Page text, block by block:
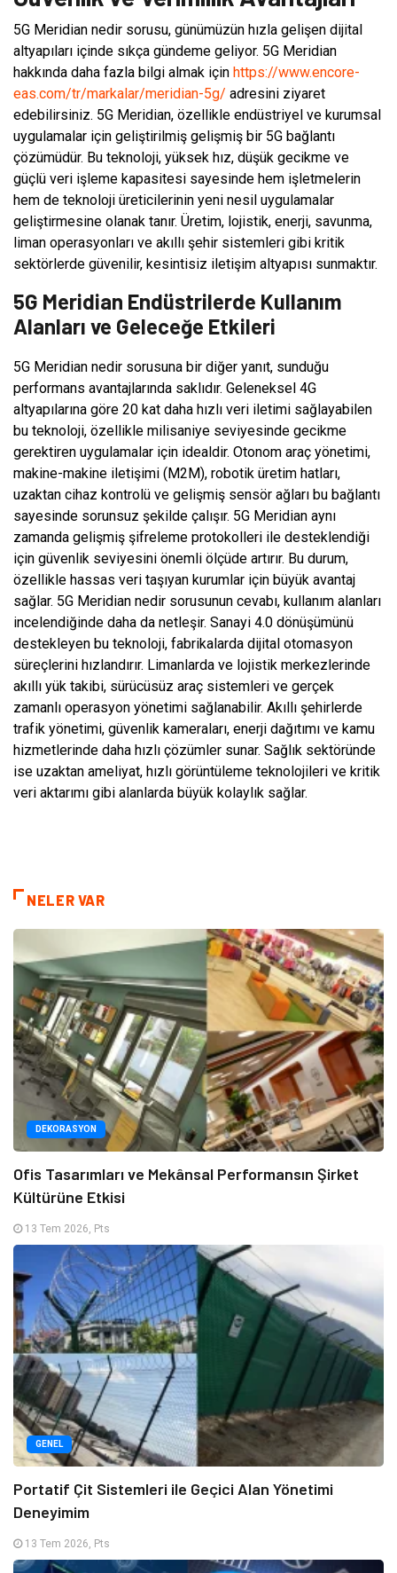
5G Meridian nedir sorusu, günümüzün hızla gelişen dijital
altyapıları içinde sıkça gündeme geliyor. 5G Meridian
hakkında daha fazla bilgi almak için https://www.encore-
eas.com/tr/markalar/meridian-5g/ adresini ziyaret
edebilirsiniz. 5G Meridian, özellikle endüstriyel ve kurumsal
uygulamalar için geliştirilmiş gelişmiş bir 5G bağlantı
çözümüdür. Bu teknoloji, yüksek hız, düşük gecikme ve
güçlü veri işleme kapasitesi sayesinde hem işletmelerin
hem de teknoloji üreticilerinin yeni nesil uygulamalar
geliştirmesine olanak tanır. Üretim, lojistik, enerji, savunma,
liman operasyonları ve akıllı şehir sistemleri gibi kritik
sektörlerde güvenilir, kesintisiz iletişim altyapısı sunmaktır.
5G Meridian Endüstrilerde Kullanım
Alanları ve Geleceğe Etkileri
5G Meridian nedir sorusuna bir diğer yanıt, sunduğu
performans avantajlarında saklıdır. Geleneksel 4G
altyapılarına göre 20 kat daha hızlı veri iletimi sağlayabilen
bu teknoloji, özellikle milisaniye seviyesinde gecikme
gerektiren uygulamalar için idealdir. Otonom araç yönetimi,
makine-makine iletişimi (M2M), robotik üretim hatları,
uzaktan cihaz kontrolü ve gelişmiş sensör ağları bu bağlantı
sayesinde sorunsuz şekilde çalışır. 5G Meridian aynı
zamanda gelişmiş şifreleme protokolleri ile desteklendiği
için güvenlik seviyesini önemli ölçüde artırır. Bu durum,
özellikle hassas veri taşıyan kurumlar için büyük avantaj
sağlar. 5G Meridian nedir sorusunun cevabı, kullanım alanları
incelendiğinde daha da netleşir. Sanayi 4.0 dönüşümünü
destekleyen bu teknoloji, fabrikalarda dijital otomasyon
süreçlerini hızlandırır. Limanlarda ve lojistik merkezlerinde
akıllı yük takibi, sürücüsüz araç sistemleri ve gerçek
zamanlı operasyon yönetimi sağlanabilir. Akıllı şehirlerde
trafik yönetimi, güvenlik kameraları, enerji dağıtımı ve kamu
hizmetlerinde daha hızlı çözümler sunar. Sağlık sektöründe
ise uzaktan ameliyat, hızlı görüntüleme teknolojileri ve kritik
veri aktarımı gibi alanlarda büyük kolaylık sağlar.
NELER VAR
DEKORASYON
Ofis Tasarımları ve Mekânsal Performansın Şirket
Kültürüne Etkisi
13 Tem 2026, Pts
GENEL
Portatif Çit Sistemleri ile Geçici Alan Yönetimi
Deneyimim
13 Tem 2026, Pts